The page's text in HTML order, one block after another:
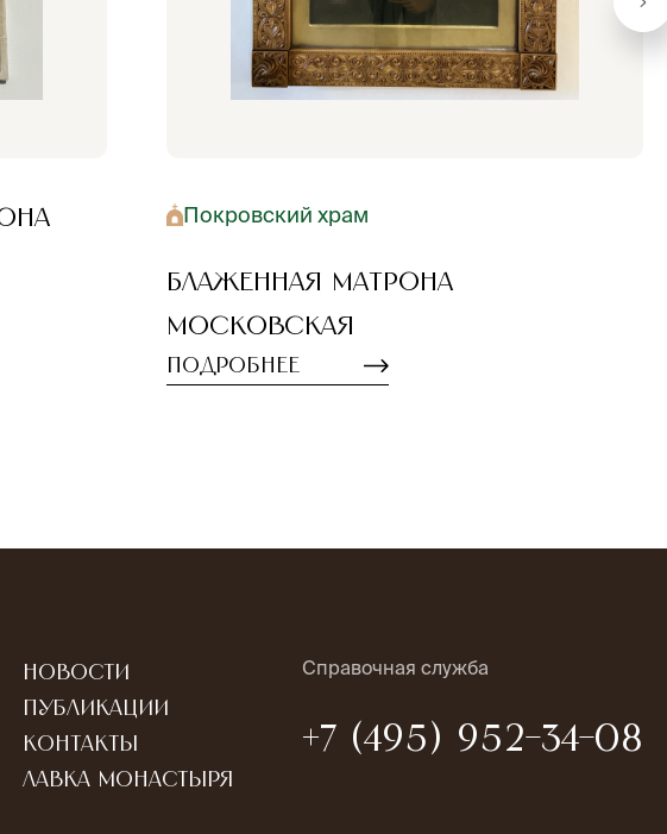
Покровский храм
Блаженная Матрона
Московская
Подробнее
Новости
Публикации
Контакты
Лавка монастыря
Справочная служба
+7 (495) 952-34-08